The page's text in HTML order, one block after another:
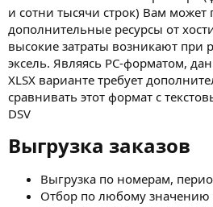
и сотни тысячи строк) Вам может
дополнительные ресурсы от
высокие затраты возникают при
эксель. Являясь PC-форматом,
XLSX варианте требует
сравнивать этот формат с
DSV
Выгрузка заказов​
Выгрузка по номерам,
Отбор по любому значению